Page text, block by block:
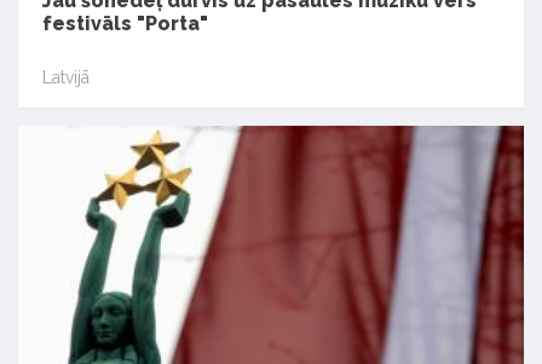
festivāls "Porta"
Latvijā